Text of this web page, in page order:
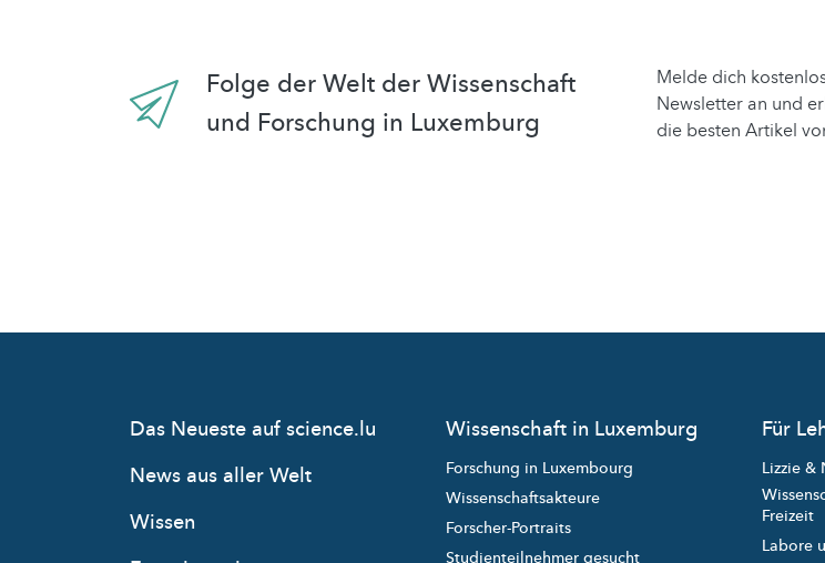
Folge der Welt der Wissenschaft
und Forschung in Luxemburg
Melde dich
Newsletter an und
die besten Artikel
Das Neueste auf science.lu
News aus aller Welt
Wissen
Wissenschaft in Luxemburg
Forschung in Luxembourg
Wissenschaftsakteure
Forscher-Portraits
Studienteilnehmer gesucht
Für
Lizzie &
Freizeit
Labore